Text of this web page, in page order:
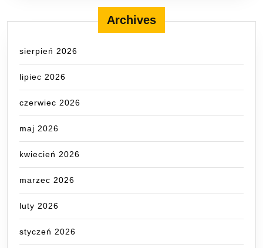
Archives
sierpień 2026
lipiec 2026
czerwiec 2026
maj 2026
kwiecień 2026
marzec 2026
luty 2026
styczeń 2026